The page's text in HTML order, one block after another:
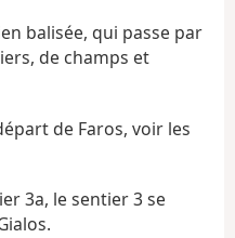
o
balisée, qui passe par
de champs et
de Faros, voir les
3a, le sentier 3 se